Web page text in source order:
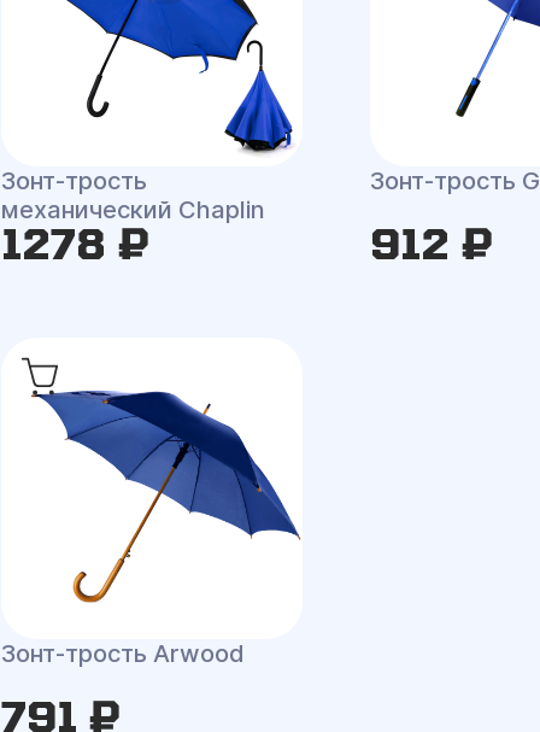
Зонт-трость
механический Chaplin
1278 ₽
Зонт-трость
912 ₽
Зонт-трость Arwood
791 ₽